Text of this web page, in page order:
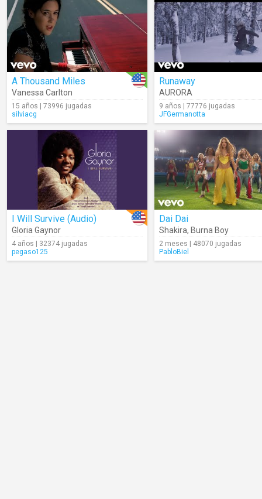
A Thousand Miles
Vanessa Carlton
15 años | 73996 jugadas
silviacg
Runaway
AURORA
9 años | 77776 jugadas
JFGermanotta
I Will Survive (Audio)
Gloria Gaynor
4 años | 32374 jugadas
pegaso125
Dai Dai
Shakira, Burna Boy
2 meses | 48070 jugadas
PabloBiel